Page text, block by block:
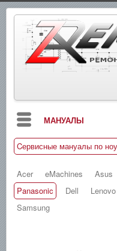
МАНУАЛЫ
БЛОГ
СХЕМЫ
СПРАВОЧНИКИ
Cервисные мануалы по
Acer eMachines Asus
Panasonic
Dell Lenovo
Samsung